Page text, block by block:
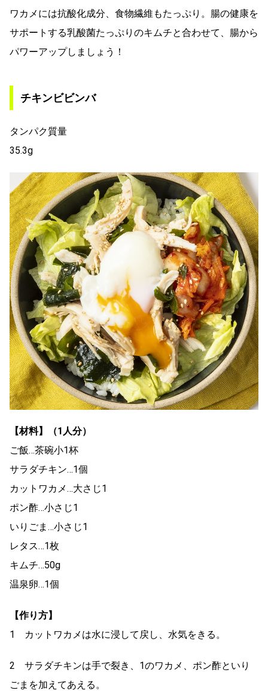
ワカメには抗酸化成分、食物繊維もたっぷり。腸の健康を
サポートする乳酸菌たっぷりのキムチと合わせて、腸から
パワーアップしましょう！
チキンビビンバ
タンパク質量
35.3g
【材料】（1人分）
ご飯…茶碗小1杯
サラダチキン…1個
カットワカメ…大さじ1
ポン酢…小さじ1
いりごま…小さじ1
レタス…1枚
キムチ…50g
温泉卵…1個
【作り方】
1 カットワカメは水に浸して戻し、水気をきる。
2 サラダチキンは手で裂き、1のワカメ、ポン酢といり
ごまを加えてあえる。